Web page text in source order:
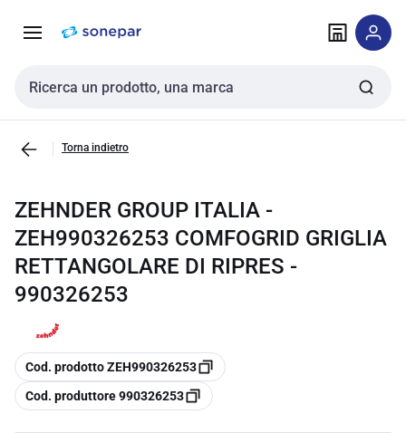
navigazione alla
Cerca input
Torna indietro
ZEHNDER GROUP ITALIA -
ZEH990326253 COMFOGRID GRIGLIA
RETTANGOLARE DI RIPRES -
990326253
copia
Cod. prodotto ZEH990326253
copia
Cod. produttore 990326253